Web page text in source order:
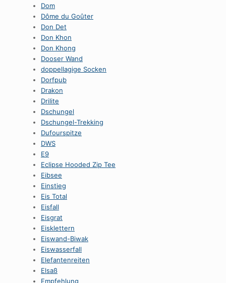
Dom
Dôme du Goûter
Don Det
Don Khon
Don Khong
Dooser Wand
doppellagige Socken
Dorfpub
Drakon
Drilite
Dschungel
Dschungel-Trekking
Dufourspitze
DWS
E9
Eclipse Hooded Zip Tee
Eibsee
Einstieg
Eis Total
Eisfall
Eisgrat
Eisklettern
Eiswand-Biwak
Eiswasserfall
Elefantenreiten
Elsaß
Empfehlung